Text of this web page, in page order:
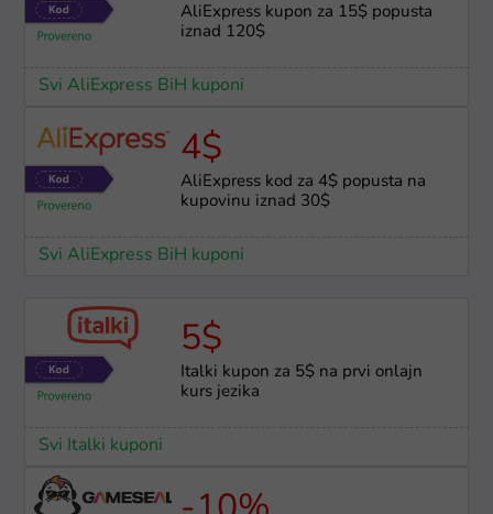
AliExpress kupon za 15$ popusta
iznad 120$
Svi AliExpress BiH kuponi
4$
AliExpress kod za 4$ popusta na
kupovinu iznad 30$
Svi AliExpress BiH kuponi
5$
Italki kupon za 5$ na prvi onlajn
kurs jezika
Svi Italki kuponi